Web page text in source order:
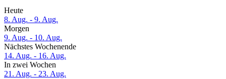
Heute
8. Aug. - 9. Aug.
Morgen
9. Aug. - 10. Aug.
Nächstes Wochenende
14. Aug. - 16. Aug.
In zwei Wochen
21. Aug. - 23. Aug.